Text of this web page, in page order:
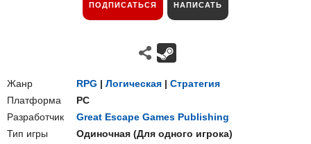
ПОДПИСАТЬСЯ НАПИСАТЬ
Жанр RPG | Логическая | Стратегия
Платформа
PC
Разработчик
Great Escape Games Publishing
Тип игры
Одиночная (Для одного игрока)